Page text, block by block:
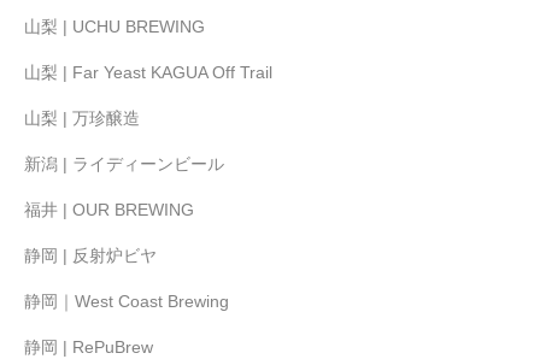
山梨 | UCHU BREWING
山梨 | Far Yeast KAGUA Off Trail
山梨 | 万珍醸造
新潟 | ライディーンビール
福井 | OUR BREWING
静岡 | 反射炉ビヤ
静岡｜West Coast Brewing
静岡 | RePuBrew